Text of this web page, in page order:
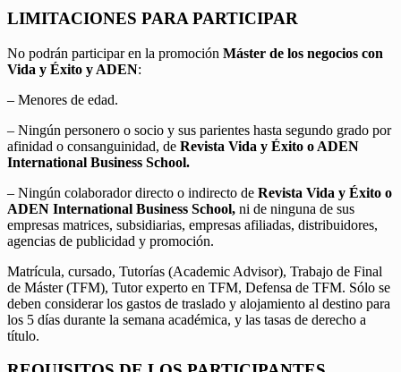
LIMITACIONES PARA PARTICIPAR
No podrán participar en la promoción Máster de los negocios con
Vida y Éxito y ADEN:
– Menores de edad.
– Ningún personero o socio y sus parientes hasta segundo grado por
afinidad o consanguinidad, de Revista Vida y Éxito o ADEN
International Business School.
– Ningún colaborador directo o indirecto de Revista Vida y Éxito o
ADEN International Business School, ni de ninguna de sus
empresas matrices, subsidiarias, empresas afiliadas, distribuidores,
agencias de publicidad y promoción.
Matrícula, cursado, Tutorías (Academic Advisor), Trabajo de Final
de Máster (TFM), Tutor experto en TFM, Defensa de TFM. Sólo se
deben considerar los gastos de traslado y alojamiento al destino para
los 5 días durante la semana académica, y las tasas de derecho a
título.